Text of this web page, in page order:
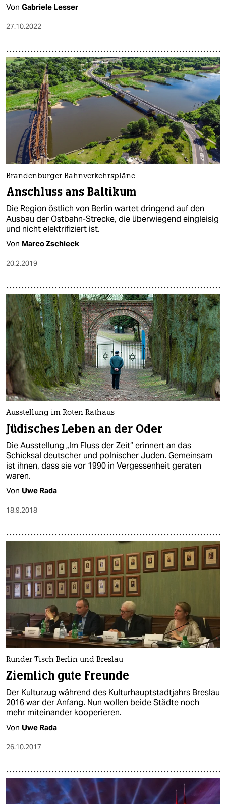
Von Gabriele Lesser
27.10.2022
Brandenburger Bahnverkehrspläne
Anschluss ans Baltikum
Die Region östlich von Berlin wartet dringend auf den
Ausbau der Ostbahn-Strecke, die überwiegend eingleisig
und nicht elektrifiziert ist.
Von Marco Zschieck
20.2.2019
Ausstellung im Roten Rathaus
Jüdisches Leben an der Oder
Die Ausstellung „Im Fluss der Zeit“ erinnert an das
Schicksal deutscher und polnischer Juden. Gemeinsam
ist ihnen, dass sie vor 1990 in Vergessenheit geraten
waren.
Von Uwe Rada
18.9.2018
Runder Tisch Berlin und Breslau
Ziemlich gute Freunde
Der Kulturzug während des Kulturhauptstadtjahrs Breslau
2016 war der Anfang. Nun wollen beide Städte noch
mehr miteinander kooperieren.
Von Uwe Rada
26.10.2017